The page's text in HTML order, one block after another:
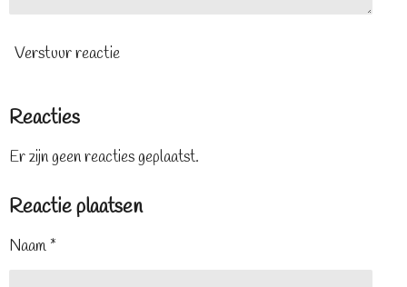
Verstuur reactie
Reacties
Er zijn geen reacties geplaatst.
Reactie plaatsen
Naam *